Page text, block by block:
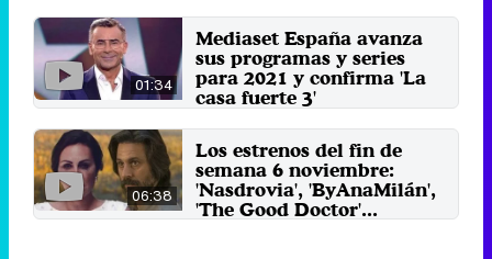
quinta temporada de 'The Good ...
15 de septiembre 2021
01:34
Mediaset España avanza
sus programas y series
para 2021 y confirma 'La
casa fuerte 3'
espectadores lo que podrán ver
a lo ...
29 de diciembre 2020
06:38
Los estrenos del fin de
semana 6 noviembre:
'Nasdrovia', 'ByAnaMilán',
'The Good Doctor'...